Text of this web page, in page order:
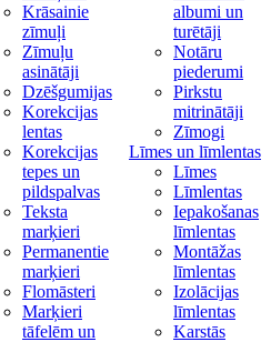
Krāsainie
zīmuļi
Zīmuļu
asinātāji
Dzēšgumijas
Korekcijas
lentas
Korekcijas
tepes un
pildspalvas
Teksta
marķieri
Permanentie
marķieri
Flomāsteri
Marķieri
tāfelēm un
albumi un
turētāji
Notāru
piederumi
Pirkstu
mitrinātāji
Zīmogi
Līmes un līmlentas
Līmes
Līmlentas
Iepakošanas
līmlentas
Montāžas
līmlentas
Izolācijas
līmlentas
Karstās